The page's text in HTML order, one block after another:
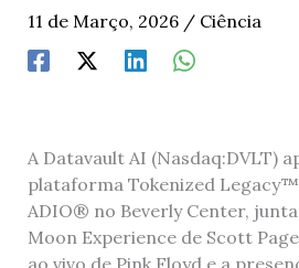
11 de Março, 2026 / Ciência
A Datavault AI (Nasdaq:DVLT)
plataforma Tokenized
ADIO® no Beverly Center,
Moon Experience de Scott
ao vivo de Pink Floyd e a